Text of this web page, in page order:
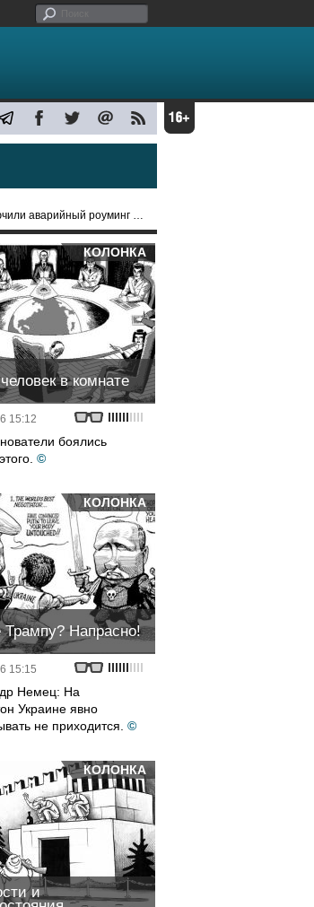
роуминг из-за блэкаута
КОЛОНКА
в комнате
15:12
боялись
©
КОЛОНКА
Трампу? Напрасно!
15:15
Немец: На
Украине явно
не приходится. ©
КОЛОНКА
и